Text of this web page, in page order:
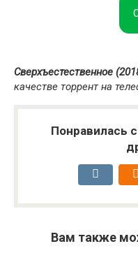
Сверхъестественное
качестве торрент на
Понравилась
Вам также